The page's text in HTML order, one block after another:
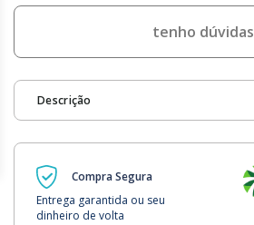
tenho dúvidas
Descrição
Compra Segura
Entrega garantida ou seu
dinheiro de volta